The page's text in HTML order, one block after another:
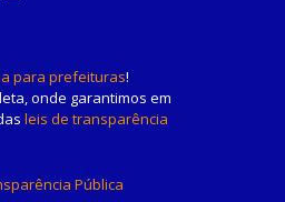
para prefeituras!
onde garantimos em
leis de transparência
Pública